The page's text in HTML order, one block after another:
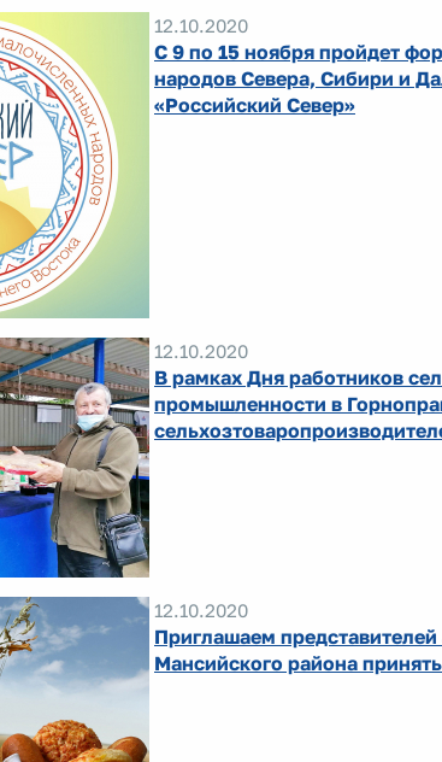
12.10.2020
С 9 по 15 ноября пройдет
народов Севера, Сибири и
«Российский Север»
12.10.2020
В рамках Дня работников
промышленности в
12.10.2020
Приглашаем
Мансийского района